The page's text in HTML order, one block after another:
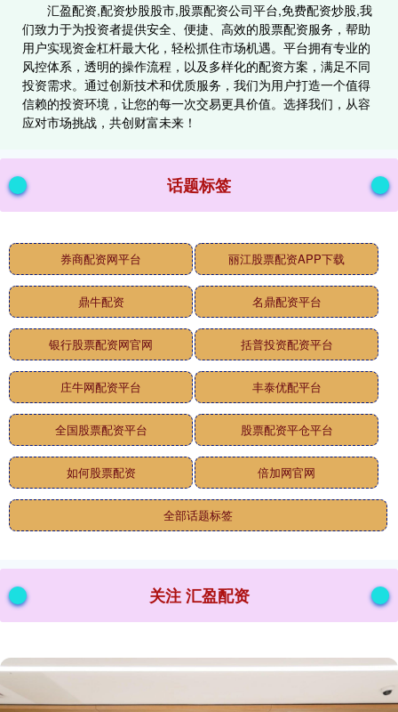
汇盈配资,配资炒股股市,股票配资公司平台,免费配资炒股,我
们致力于为投资者提供安全、便捷、高效的股票配资服务，帮助
用户实现资金杠杆最大化，轻松抓住市场机遇。平台拥有专业的
风控体系，透明的操作流程，以及多样化的配资方案，满足不同
投资需求。通过创新技术和优质服务，我们为用户打造一个值得
信赖的投资环境，让您的每一次交易更具价值。选择我们，从容
应对市场挑战，共创财富未来！
话题标签
券商配资网平台 丽江股票配资APP下载
鼎牛配资 名鼎配资平台
银行股票配资网官网 括普投资配资平台
庄牛网配资平台 丰泰优配平台
全国股票配资平台 股票配资平仓平台
如何股票配资 倍加网官网
全部话题标签
关注 汇盈配资